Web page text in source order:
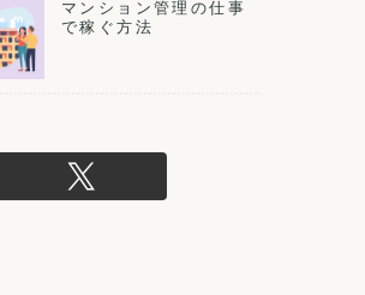
マンション管理の仕事
で稼ぐ方法